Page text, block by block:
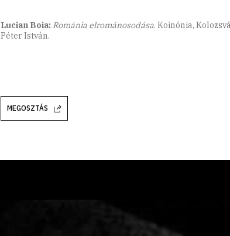
Lucian Boia: Románia elrománosodása. Koinónia,
Péter István.
MEGOSZTÁS